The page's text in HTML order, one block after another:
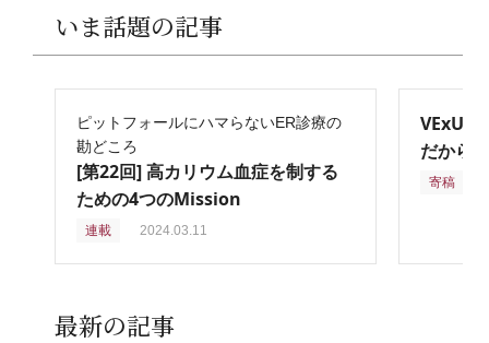
いま話題の記事
ピットフォールにハマらないER診療の
勘どころ
[第22回] 高カリウム血症を制する
ための4つのMission
連載 2024.03.11
VExUS
だから
寄稿
最新の記事